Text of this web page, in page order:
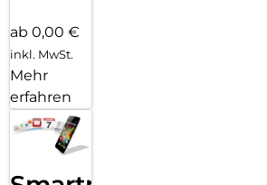
ab 0,00 €
inkl. MwSt.
Mehr
erfahren